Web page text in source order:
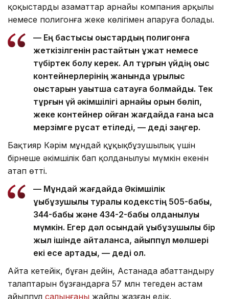
қоқыстарды азаматтар арнайы компания арқылы
немесе полигонға жеке көлігімен апаруға болады.
— Ең бастысы қоқыстардың полигонға
жеткізілгенін растайтын құжат немесе
түбіртек болу керек. Ал тұрғын үйдің қоқыс
контейнерлерінің жанында құрылыс
қоқыстарын уақытша сақтауға болмайды. Тек
тұрғын үй әкімшілігі арнайы орын бөліп,
жеке контейнер қойған жағдайда ғана қысқа
мерзімге рұқсат етіледі, — деді заңгер.
Бақтияр Кәрім мұндай құқықбұзушылық үшін
бірнеше әкімшілік бап қолданылуы мүмкін екенін
атап өтті.
— Мұндай жағдайда Әкімшілік
құқықбұзушылық туралы кодекстің 505-бабы,
344-бабы және 434-2-бабы қолданылуы
мүмкін. Егер дәл осындай құқықбұзушылық бір
жыл ішінде қайталанса, айыппұл мөлшері
екі есе артады, — деді ол.
Айта кетейік, бұған дейін, Астанада абаттандыру
талаптарын бұзғандарға 57 млн теңгеден астам
айыппұл салынғаны жайлы жазған едік.